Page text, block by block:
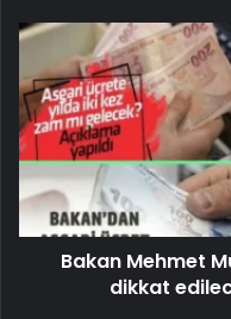
Bakan Mehmet
dikkat